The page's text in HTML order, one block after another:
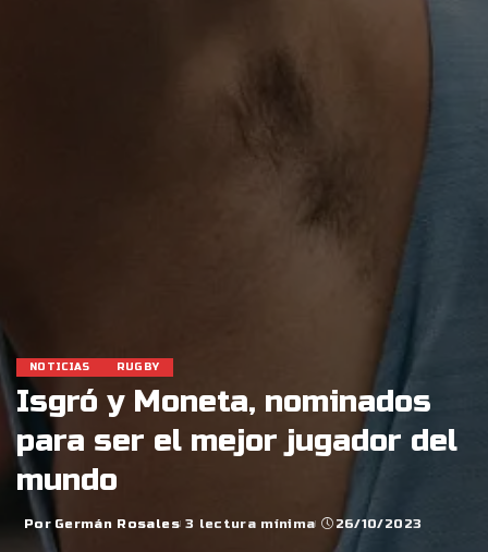
NOTICIAS RUGBY
Isgró y Moneta, nominados
para ser el mejor jugador del
mundo
Posted
Por Germán Rosales 3 lectura mínima 26/10/2023